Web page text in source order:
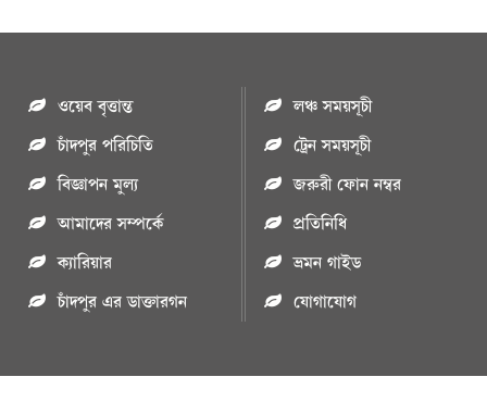
ওয়েব বৃত্তান্ত
চাঁদপুর পরিচিতি
বিজ্ঞাপন মুল্য
আমাদের সম্পর্কে
ক্যারিয়ার
চাঁদপুর এর ডাক্তারগন
লঞ্চ সময়সূচী
ট্রেন সময়সূচী
জরুরী ফোন নম্বর
প্রতিনিধি
ভ্রমন গাইড
যোগাযোগ